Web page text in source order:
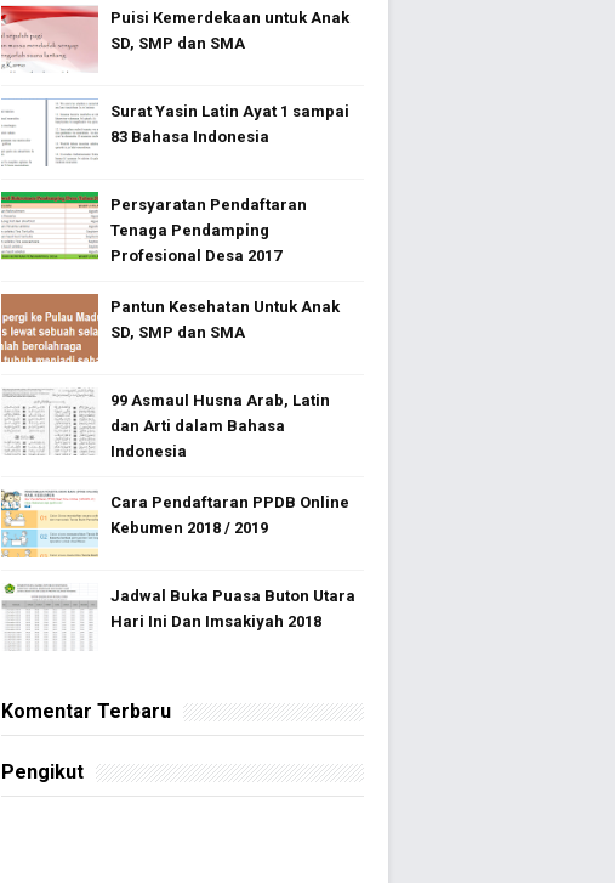
Puisi Kemerdekaan untuk Anak
SD, SMP dan SMA
Surat Yasin Latin Ayat 1 sampai
83 Bahasa Indonesia
Persyaratan Pendaftaran
Tenaga Pendamping
Profesional Desa 2017
Pantun Kesehatan Untuk Anak
SD, SMP dan SMA
99 Asmaul Husna Arab, Latin
dan Arti dalam Bahasa
Indonesia
Cara Pendaftaran PPDB Online
Kebumen 2018 / 2019
Jadwal Buka Puasa Buton Utara
Hari Ini Dan Imsakiyah 2018
Komentar Terbaru
Pengikut